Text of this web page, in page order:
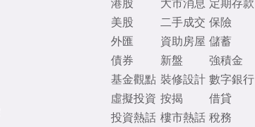
港股
美股
外匯
債券
基金觀點
虛擬投資
投資熱話
大市消息
二手成交
資助房屋
新盤
裝修設計
按揭
樓市熱話
定期存款
保險
儲蓄
強積金
數字銀行
借貸
稅務